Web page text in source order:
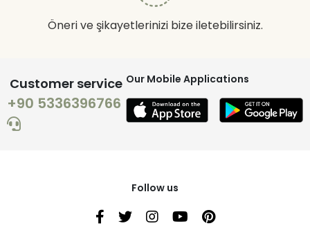
Öneri ve şikayetlerinizi bize iletebilirsiniz.
Customer service
+90 5336396766
Our Mobile Applications
Follow us